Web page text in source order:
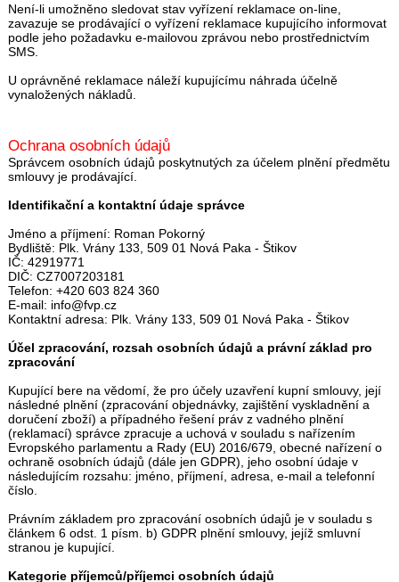
Není-li umožněno sledovat stav vyřízení reklamace on-line,
zavazuje se prodávající o vyřízení reklamace kupujícího informovat
podle jeho požadavku e-mailovou zprávou nebo prostřednictvím
SMS.
U oprávněné reklamace náleží kupujícímu náhrada účelně
vynaložených nákladů.
Ochrana osobních údajů
Správcem osobních údajů poskytnutých za účelem plnění předmětu
smlouvy je prodávající.
Identifikační a kontaktní údaje správce
Jméno a příjmení: Roman Pokorný
Bydliště: Plk. Vrány 133, 509 01 Nová Paka - Štikov
IČ: 42919771
DIČ: CZ7007203181
Telefon: +420 603 824 360
E-mail: info@fvp.cz
Kontaktní adresa: Plk. Vrány 133, 509 01 Nová Paka - Štikov
Účel zpracování, rozsah osobních údajů a právní základ pro
zpracování
Kupující bere na vědomí, že pro účely uzavření kupní smlouvy, její
následné plnění (zpracování objednávky, zajištění vyskladnění a
doručení zboží) a případného řešení práv z vadného plnění
(reklamací) správce zpracuje a uchová v souladu s nařízením
Evropského parlamentu a Rady (EU) 2016/679, obecné nařízení o
ochraně osobních údajů (dále jen GDPR), jeho osobní údaje v
následujícím rozsahu: jméno, příjmení, adresa, e-mail a telefonní
číslo.
Právním základem pro zpracování osobních údajů je v souladu s
článkem 6 odst. 1 písm. b) GDPR plnění smlouvy, jejíž smluvní
stranou je kupující.
Kategorie příjemců/příjemci osobních údajů